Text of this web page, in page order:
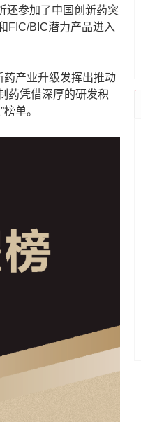
还参加了中国创新药突
FIC/BIC潜力产品进入
产业升级发挥出推动
药凭借深厚的研发积
单。